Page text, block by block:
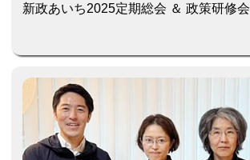
新政あいち2025定期総会 ＆ 政策研修会